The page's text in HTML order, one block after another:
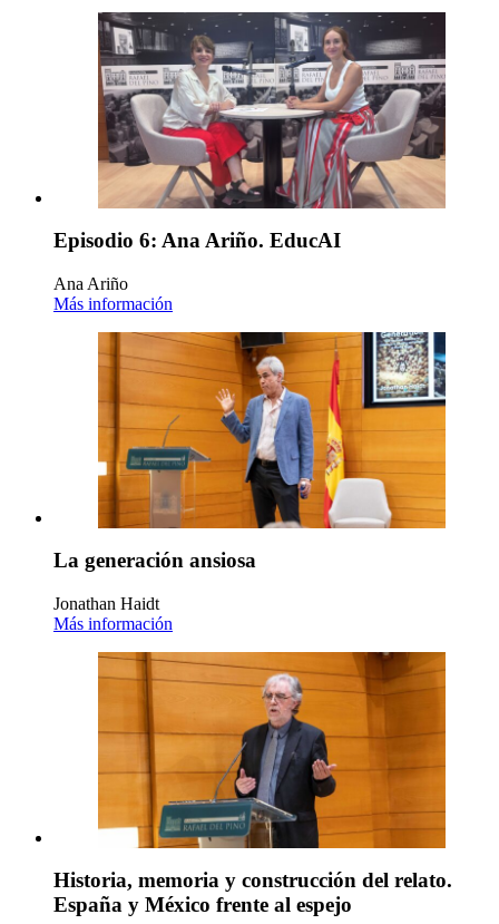
Episodio 6: Ana Ariño. EducAI
Ana Ariño
Más información
La generación ansiosa
Jonathan Haidt
Más información
Historia, memoria y construcción del relato.
España y México frente al espejo